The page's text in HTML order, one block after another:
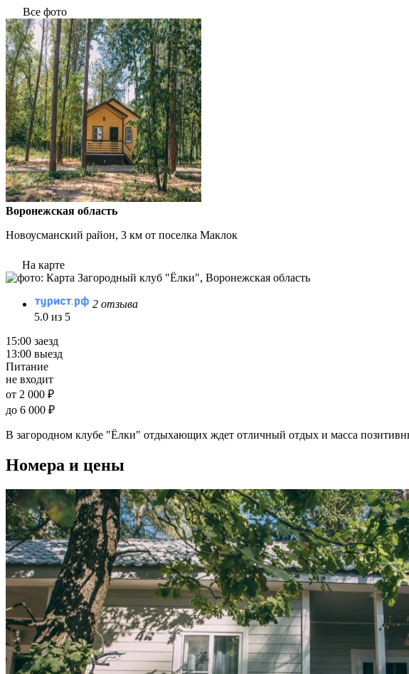
Все фото
Воронежская область
Новоусманский район, 3 км от поселка Маклок
На карте
2 отзыва
5.0 из 5
15:00 заезд
13:00 выезд
Питание
не входит
от 2 000 ₽
до 6 000 ₽
В загородном клубе "Ёлки" отдыхающих ждет отличный отдых и масса
Номера и цены